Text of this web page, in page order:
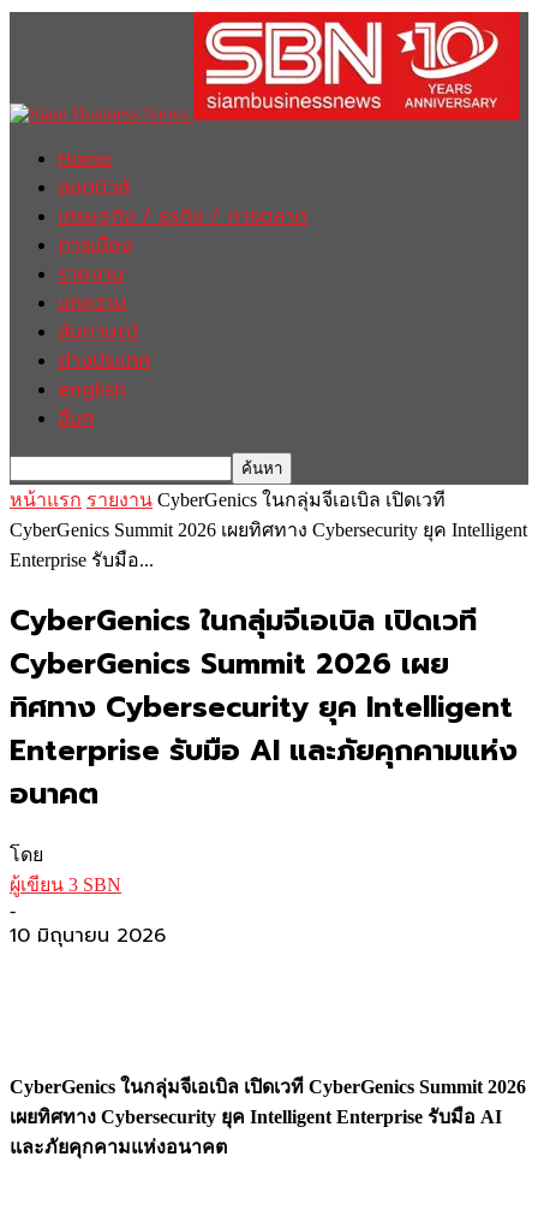
Home
ฮอตนิวส์
เศรษฐกิจ / ธุรกิจ / การตลาด
การเมือง
รายงาน
บทความ
สัมภาษณ์
ต่างประเทศ
english
อื่นๆ
หน้าแรก รายงาน CyberGenics ในกลุ่มจีเอเบิล เปิดเวที
CyberGenics Summit 2026 เผยทิศทาง Cybersecurity ยุค Intelligent
Enterprise รับมือ...
CyberGenics ในกลุ่มจีเอเบิล เปิดเวที
CyberGenics Summit 2026 เผย
ทิศทาง Cybersecurity ยุค Intelligent
Enterprise รับมือ AI และภัยคุกคามแห่ง
อนาคต
โดย
ผู้เขียน 3 SBN
-
10 มิถุนายน 2026
CyberGenics ในกลุ่มจีเอเบิล เปิดเวที CyberGenics Summit 2026
เผยทิศทาง Cybersecurity ยุค Intelligent Enterprise รับมือ AI
และภัยคุกคามแห่งอนาคต